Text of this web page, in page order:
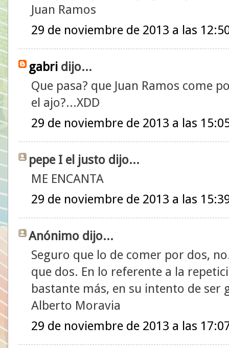
Juan Ramos
29 de noviembre de 2013 a las
gabri dijo...
Que pasa? que Juan Ramos come
el ajo?...XDD
29 de noviembre de 2013 a las
pepe I el justo dijo...
ME ENCANTA
29 de noviembre de 2013 a las
Anónimo dijo...
Seguro que lo de comer por dos,
que dos. En lo referente a la
bastante más, en su intento de ser
Alberto Moravia
29 de noviembre de 2013 a las